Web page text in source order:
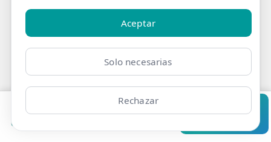
Clínicas
Tratamiento de
Fisioterapia para Pie Cavo
(Supinación Excesiva) en
Madrid
Nuestro Protocolo de
Pedir cita Consultar
Aceptar
Solo necesarias
Rechazar